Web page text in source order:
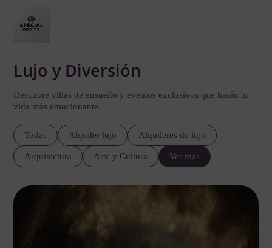
Lujo y Diversión
Descubre villas de ensueño y eventos exclusivos que harán tu
vida más emocionante.
Todas Alquiler lujo Alquileres de lujo
Arquitectura Arte y Cultura Ver más